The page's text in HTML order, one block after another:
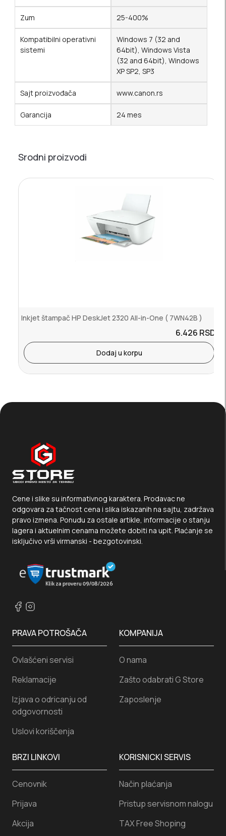
Zum 25-400%
Kompatibilni operativni
sistemi
Windows 7 (32 and
64bit), Windows Vista
(32 and 64bit), Windows
XP SP2, SP3
Sajt proizvođača www.canon.rs
Garancija 24 mes
Srodni proizvodi
Inkjet štampač HP DeskJet 2320 All-in-One ( 7WN42B )
6.426 RSD.
Dodaj u korpu
Cene i slike su informativnog karaktera. Prodavac ne
odgovara za tačnost cena i slika iskazanih na sajtu, zadržava
pravo izmena. Ponudu za ostale artikle, informacije o stanju
lagera i aktuelnim cenama možete dobiti na upit. Plaćanje se
isključivo vrši virmanski - bezgotovinski.
KORISNICKI SERVIS
Način plaćanja
Pristup servisnom nalogu
TAX Free Shoping
PRAVA POTROŠAČA
Ovlašćeni servisi
Reklamacije
Izjava o odricanju od
odgovornosti
Uslovi koriščenja
KOMPANIJA
O nama
Zašto odabrati G Store
Zaposlenje
BRZI LINKOVI
Cenovnik
Prijava
Akcija